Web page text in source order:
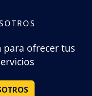
para ofrecer tus